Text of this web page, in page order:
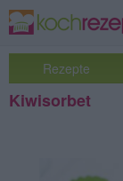
Rezepte
Kiwisorbet